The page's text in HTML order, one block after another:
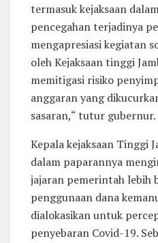
termasuk kejaksaan
pencegahan terjadinya
mengapresiasi kegiatan
oleh Kejaksaan tinggi
memitigasi risiko
anggaran yang
sasaran,“ tutur gubernur.
Kepala kejaksaan Tinggi
dalam paparannya
jajaran pemerintah lebih
penggunaan dana
dialokasikan untuk
penyebaran Covid-19.